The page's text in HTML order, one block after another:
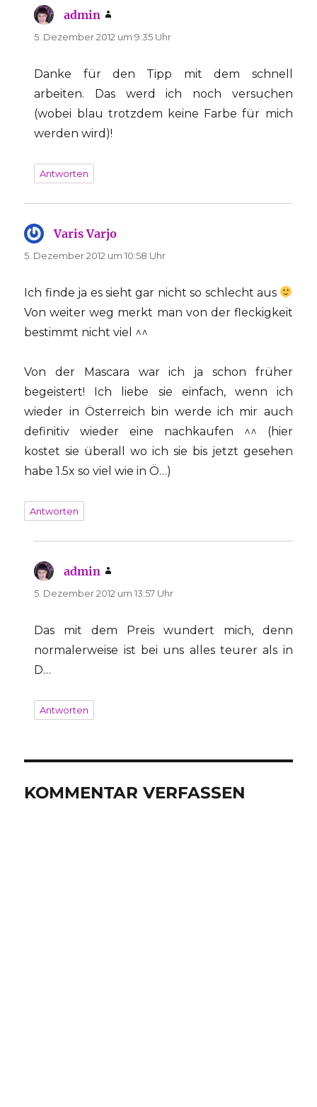
admin
5. Dezember 2012 um 9:35 Uhr
Danke für den Tipp mit dem schnell
arbeiten. Das werd ich noch versuchen
(wobei blau trotzdem keine Farbe für mich
werden wird)!
Antworten
Varis Varjo
5. Dezember 2012 um 10:58 Uhr
Ich finde ja es sieht gar nicht so schlecht aus
Von weiter weg merkt man von der fleckigkeit
bestimmt nicht viel ^^
Von der Mascara war ich ja schon früher
begeistert! Ich liebe sie einfach, wenn ich
wieder in Österreich bin werde ich mir auch
definitiv wieder eine nachkaufen ^^ (hier
kostet sie überall wo ich sie bis jetzt gesehen
habe 1.5x so viel wie in Ö…)
Antworten
admin
5. Dezember 2012 um 13:57 Uhr
Das mit dem Preis wundert mich, denn
normalerweise ist bei uns alles teurer als in
D…
Antworten
KOMMENTAR VERFASSEN